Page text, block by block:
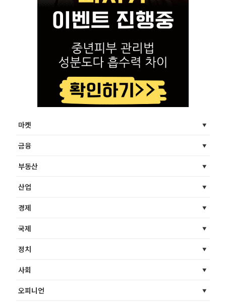
마켓
금융
부동산
산업
경제
국제
정치
사회
오피니언